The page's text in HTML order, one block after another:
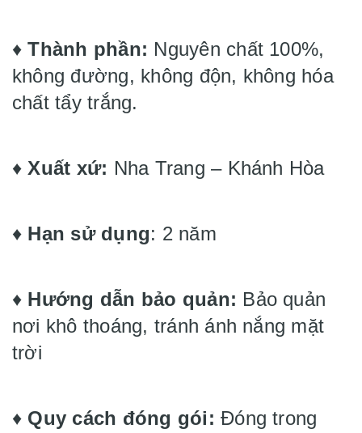
♦️Thành phần: Nguyên chất 100%,
không đường, không độn, không hóa
chất tẩy trắng.
♦️ Xuất xứ: Nha Trang – Khánh Hòa
♦️ Hạn sử dụng: 2 năm
♦️ Hướng dẫn bảo quản: Bảo quản
nơi khô thoáng, tránh ánh nắng mặt
trời
♦️ Quy cách đóng gói: Đóng trong